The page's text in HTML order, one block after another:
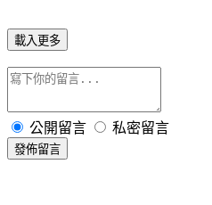
載入更多
公開留言 私密留言
發佈留言